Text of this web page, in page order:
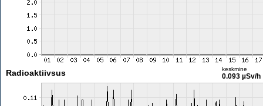
Radioaktiivsus keskmine
0.093 µSv/h